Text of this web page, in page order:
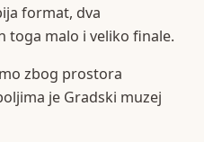
format, dva
toga malo i veliko finale.
zbog prostora
je Gradski muzej